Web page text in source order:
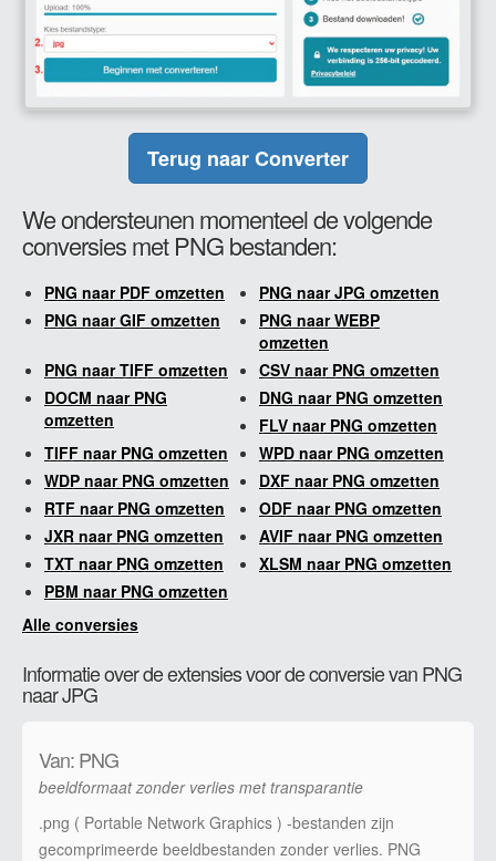
Terug naar Converter
We ondersteunen momenteel de volgende
conversies met PNG bestanden:
PNG naar PDF omzetten
PNG naar JPG omzetten
PNG naar GIF omzetten
PNG naar WEBP
omzetten
PNG naar TIFF omzetten
CSV naar PNG omzetten
DOCM naar PNG
omzetten
DNG naar PNG omzetten
FLV naar PNG omzetten
TIFF naar PNG omzetten
WPD naar PNG omzetten
WDP naar PNG omzetten
DXF naar PNG omzetten
RTF naar PNG omzetten
ODF naar PNG omzetten
JXR naar PNG omzetten
AVIF naar PNG omzetten
TXT naar PNG omzetten
XLSM naar PNG omzetten
PBM naar PNG omzetten
Alle conversies
Informatie over de extensies voor de conversie van PNG
naar JPG
Van: PNG
beeldformaat zonder verlies met transparantie
.png ( Portable Network Graphics ) -bestanden zijn
gecomprimeerde beeldbestanden zonder verlies. PNG